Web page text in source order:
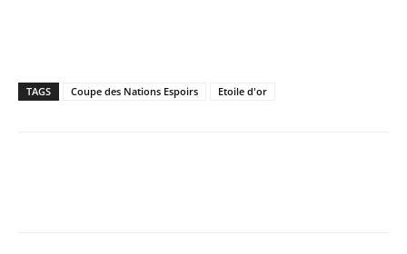
TAGS Coupe des Nations Espoirs Etoile d'or